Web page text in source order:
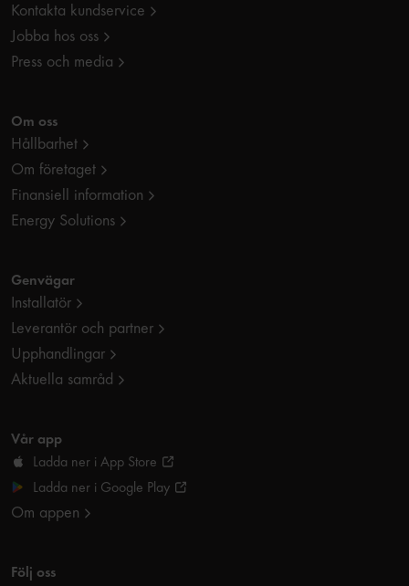
Kontakta kundservice
Jobba hos oss
Press och media
Om oss
Hållbarhet
Om företaget
Finansiell information
Energy Solutions
Genvägar
Installatör
Leverantör och partner
Upphandlingar
Aktuella samråd
Vår app
Ladda ner i App Store
Ladda ner i Google Play
Om appen
Följ oss